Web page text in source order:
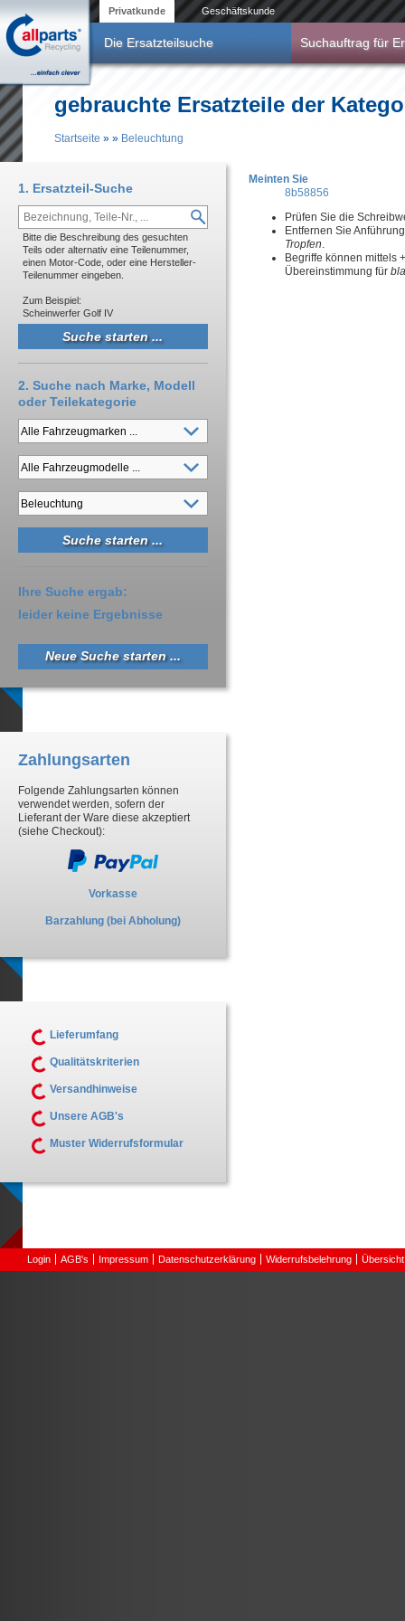
Privatkunde Geschäftskunde
Die Ersatzteilsuche Suchauftrag für
gebrauchte Ersatzteile der
Startseite » » Beleuchtung
Meinten Sie
8b58856
Prüfen Sie die
Entfernen Sie
Tropfen.
Begriffe können mittels
Übereinstimmung für
1. Ersatzteil-Suche
Bitte die Beschreibung des gesuchten
Teils oder alternativ eine Teilenummer,
einen Motor-Code, oder eine Hersteller-
Teilenummer eingeben.
Zum Beispiel:
Scheinwerfer Golf IV
2. Suche nach Marke, Modell
oder Teilekategorie
Ihre Suche ergab:
leider keine Ergebnisse
Neue Suche starten ...
Zahlungsarten
Folgende Zahlungsarten können
verwendet werden, sofern der
Lieferant der Ware diese akzeptiert
(siehe Checkout):
Vorkasse
Barzahlung (bei Abholung)
Lieferumfang
Qualitätskriterien
Versandhinweise
Unsere AGB's
Muster Widerrufsformular
Login AGB's Impressum Datenschutzerklärung Widerrufsbelehrung